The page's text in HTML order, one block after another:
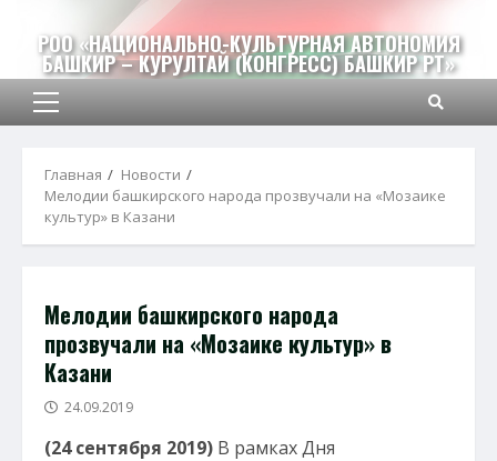
содержимому
РОО «НАЦИОНАЛЬНО-КУЛЬТУРНАЯ АВТОНОМИЯ
БАШКИР – КУРУЛТАЙ (КОНГРЕСС) БАШКИР РТ»
Основное
Главная
Новости
Мелодии башкирского народа прозвучали на «Мозаике
культур» в Казани
Мелодии башкирского народа
прозвучали на «Мозаике культур» в
Казани
24.09.2019
(24 сентября 2019) В рамках Дня